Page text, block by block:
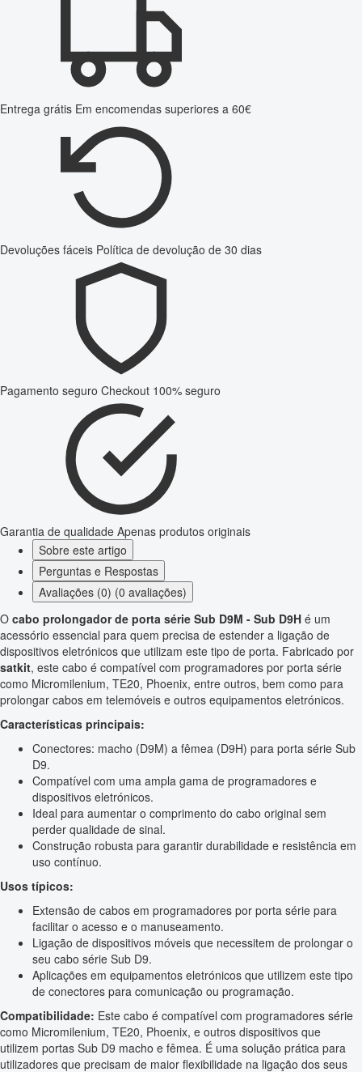
Entrega grátis Em encomendas superiores a 60€
Devoluções fáceis Política de devolução de 30 dias
Pagamento seguro Checkout 100% seguro
Garantia de qualidade Apenas produtos originais
Sobre este artigo
Perguntas e Respostas
Avaliações (0) (0 avaliações)
O cabo prolongador de porta série Sub D9M - Sub D9H é um
acessório essencial para quem precisa de estender a ligação de
dispositivos eletrónicos que utilizam este tipo de porta. Fabricado por
satkit, este cabo é compatível com programadores por porta série
como Micromilenium, TE20, Phoenix, entre outros, bem como para
prolongar cabos em telemóveis e outros equipamentos eletrónicos.
Características principais:
Conectores: macho (D9M) a fêmea (D9H) para porta série Sub
D9.
Compatível com uma ampla gama de programadores e
dispositivos eletrónicos.
Ideal para aumentar o comprimento do cabo original sem
perder qualidade de sinal.
Construção robusta para garantir durabilidade e resistência em
uso contínuo.
Usos típicos:
Extensão de cabos em programadores por porta série para
facilitar o acesso e o manuseamento.
Ligação de dispositivos móveis que necessitem de prolongar o
seu cabo série Sub D9.
Aplicações em equipamentos eletrónicos que utilizem este tipo
de conectores para comunicação ou programação.
Compatibilidade: Este cabo é compatível com programadores série
como Micromilenium, TE20, Phoenix, e outros dispositivos que
utilizem portas Sub D9 macho e fêmea. É uma solução prática para
utilizadores que precisam de maior flexibilidade na ligação dos seus